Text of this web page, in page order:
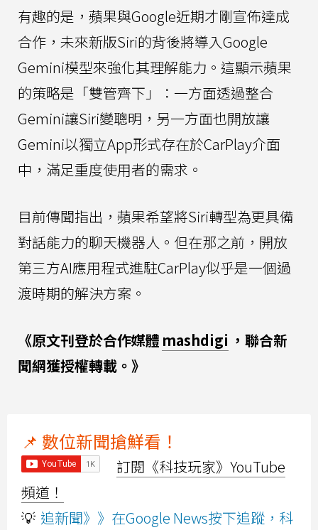
有趣的是，蘋果與Google近期才剛宣佈達成
合作，未來新版Siri的背後將導入Google
Gemini模型來強化其理解能力。這顯示蘋果
的策略是「雙管齊下」：一方面透過整合
Gemini讓Siri變聰明，另一方面也開放讓
Gemini以獨立App形式存在於CarPlay介面
中，滿足重度使用者的需求。
目前傳聞指出，蘋果希望將Siri轉型為更具備
對話能力的聊天機器人。但在那之前，開放
第三方AI應用程式進駐CarPlay似乎是一個過
渡時期的解決方案。
《原文刊登於合作媒體 mashdigi ，聯合新
聞網獲授權轉載。》
📌 數位新聞搶鮮看！
訂閱《科技玩家》YouTube
頻道！
💡 追新聞》》在Google News按下追蹤，科